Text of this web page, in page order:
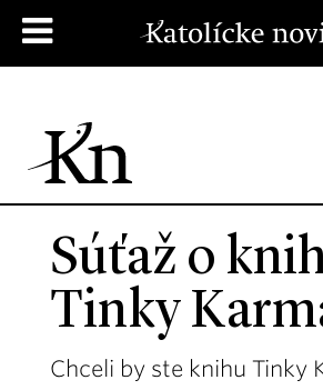
Súťaž o
Tinky
Chceli by ste knihu Tinky